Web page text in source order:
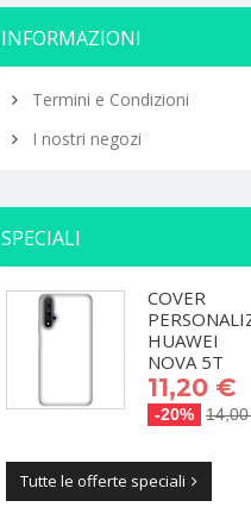
INFORMAZIONI
Termini e Condizioni
I nostri negozi
SPECIALI
COVER
HUAWEI
NOVA 5T
11,20 €
-20%
Tutte le offerte speciali